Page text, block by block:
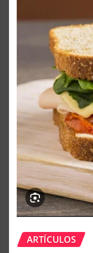
ARTÍCULOS